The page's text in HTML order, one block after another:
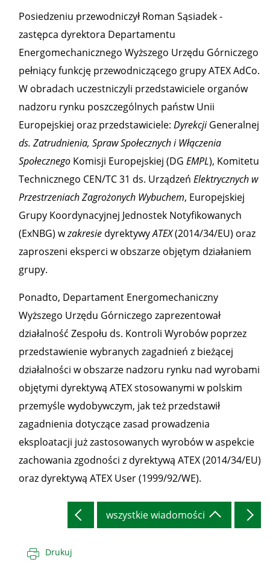
Posiedzeniu przewodniczył Roman Sąsiadek -
zastępca dyrektora Departamentu
Energomechanicznego Wyższego Urzędu Górniczego
pełniący funkcję przewodniczącego grupy ATEX AdCo.
W obradach uczestniczyli przedstawiciele organów
nadzoru rynku poszczególnych państw Unii
Europejskiej oraz przedstawiciele: DyrekcjiGeneralnej
ds. Zatrudnienia, Spraw SpołecznychiWłączenia
Społecznego Komisji Europejskiej (DG EMPL), Komitetu
Technicznego CEN/TC 31 ds. Urządzeń Elektrycznych w
Przestrzeniach Zagrożonych Wybuchem, Europejskiej
Grupy Koordynacyjnej Jednostek Notyfikowanych
(ExNBG) wzakresie dyrektywyATEX(2014/34/EU) oraz
zaproszeni eksperci w obszarze objętym działaniem
grupy.
Ponadto, Departament Energomechaniczny
Wyższego Urzędu Górniczego zaprezentował
działalność Zespołu ds. Kontroli Wyrobów poprzez
przedstawienie wybranych zagadnień z bieżącej
działalności w obszarze nadzoru rynku nad wyrobami
objętymi dyrektywą ATEX stosowanymi w polskim
przemyśle wydobywczym, jak też przedstawił
zagadnienia dotyczące zasad prowadzenia
eksploatacji już zastosowanych wyrobów w aspekcie
zachowania zgodności z dyrektywą ATEX (2014/34/EU)
oraz dyrektywą ATEX User (1999/92/WE).
wszystkie wiadomości
Drukuj